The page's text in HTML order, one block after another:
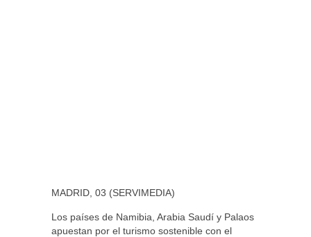
MADRID, 03 (SERVIMEDIA)
Los países de Namibia, Arabia Saudí y Palaos
apuestan por el turismo sostenible con el